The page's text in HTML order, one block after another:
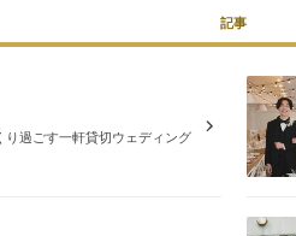
記事
り過ごす一軒貸切ウェディング